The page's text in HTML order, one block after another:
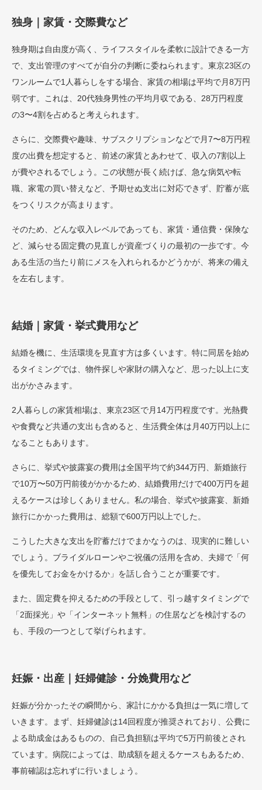
独身｜家賃・交際費など
独身期は自由度が高く、ライフスタイルを柔軟に設計できる一方
で、支出管理のすべてが自分の判断に委ねられます。東京23区の
ワンルームで1人暮らしをする場合、家賃の相場は平均で月8万円
弱です。これは、20代独身男性の平均月収である、28万円程度
の3〜4割を占めると考えられます。
さらに、交際費や趣味、サブスクリプションなどで月7〜8万円程
度の出費を想定すると、前述の家賃とあわせて、収入の7割以上
が費やされるでしょう。この状態が長く続けば、急な病気や転
職、家電の買い替えなど、予期せぬ支出に対応できず、貯蓄が底
をつくリスクが高まります。
そのため、どんな収入レベルであっても、家賃・通信費・保険な
ど、減らせる固定費の見直しが資産づくりの最初の一歩です。今
ある生活の当たり前にメスを入れられるかどうかが、将来の備え
を左右します。
結婚｜家賃・挙式費用など
結婚を機に、生活環境を見直す方は多くいます。特に同居を始め
るタイミングでは、物件探しや家財の購入など、思った以上に支
出がかさみます。
2人暮らしの家賃相場は、東京23区で月14万円程度です。光熱費
や食費など共通の支出も含めると、生活費全体は月40万円以上に
なることもあります。
さらに、挙式や披露宴の費用は全国平均で約344万円、新婚旅行
で10万〜50万円前後がかかるため、結婚費用だけで400万円を超
えるケースは珍しくありません。私の場合、挙式や披露宴、新婚
旅行にかかった費用は、総額で600万円以上でした。
こうした大きな支出を貯蓄だけでまかなうのは、現実的に難しい
でしょう。ブライダルローンやご祝儀の活用を含め、夫婦で「何
を優先してお金をかけるか」を話し合うことが重要です。
また、固定費を抑えるための手段として、引っ越すタイミングで
「2面採光」や「インターネット無料」の住居などを検討するの
も、手段の一つとして挙げられます。
妊娠・出産｜妊婦健診・分娩費用など
妊娠が分かったその瞬間から、家計にかかる負担は一気に増して
いきます。まず、妊婦健診は14回程度が推奨されており、公費に
よる助成金はあるものの、自己負担額は平均で5万円前後とされ
ています。病院によっては、助成額を超えるケースもあるため、
事前確認は忘れずに行いましょう。